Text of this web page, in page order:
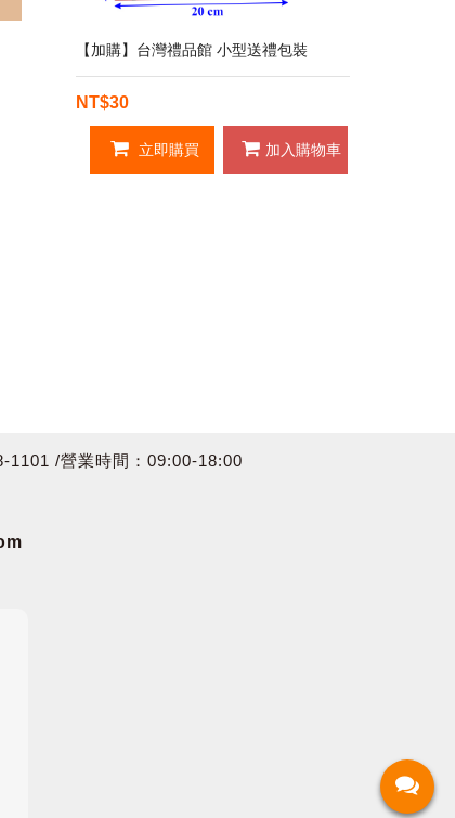
【加購】台灣禮品館 小型送禮包裝
NT$30
立即購買 加入購物車
1101 /營業時間：09:00-18:00